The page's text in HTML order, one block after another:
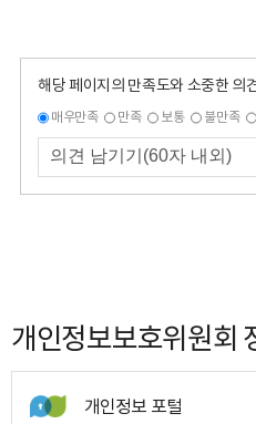
해당 페이지의 만족도와 소중한 의
매우만족 만족 보통 불만족
개인정보보호위원회
개인정보 포털